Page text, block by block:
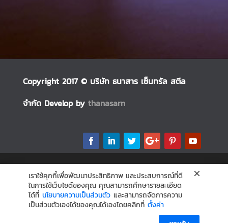
Copyright 2017 © บริษัท ธนาสาร เซ็นทรัล สตีล
จำกัด Develop by thanasarn
เราใช้คุกกี้เพื่อพัฒนาประสิทธิภาพ และประสบการณ์ที่ดี
ในการใช้เว็บไซต์ของคุณ คุณสามารถศึกษารายละเอียด
ได้ที่ นโยบายความเป็นส่วนตัว และสามารถจัดการความ
เป็นส่วนตัวเองได้ของคุณได้เองโดยคลิกที่ ตั้งค่า